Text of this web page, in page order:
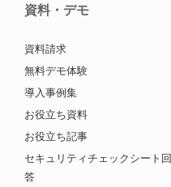
資料・デモ
資料請求
無料デモ体験
導入事例集
お役立ち資料
お役立ち記事
セキュリティチェックシート回
答